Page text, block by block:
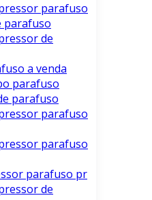
parafuso
parafuso
de
a venda
parafuso
parafuso
parafuso
parafuso
parafuso pr
de